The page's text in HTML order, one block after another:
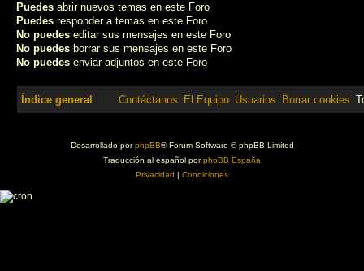
Puedes abrir nuevos temas en este Foro
Puedes responder a temas en este Foro
No puedes editar sus mensajes en este Foro
No puedes borrar sus mensajes en este Foro
No puedes enviar adjuntos en este Foro
Índice general Borrar cookies
Usuarios
El Equipo
Contáctanos
Desarrollado porphpBB® Forum Software © phpBB Limited
Traducción al español porphpBB España
Privacidad | Condiciones